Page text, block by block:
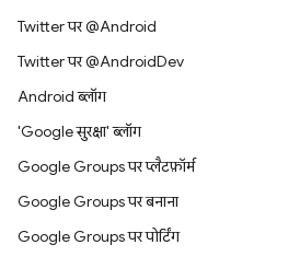
Twitter पर @Android
Twitter पर @AndroidDev
Android ब्लॉग
'Google सुरक्षा' ब्लॉग
Google Groups पर प्लैटफ़ॉर्म
Google Groups पर बनाना
Google Groups पर पोर्टिंग